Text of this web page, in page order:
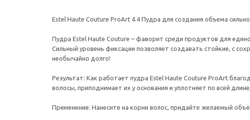
Estel Haute Couture ProArt 4.4 Пудра для создания объема
Пудра Estel Haute Couture – фаворит среди продуктов для
Сильный уровень фиксации позволяет создавать стойкие, с
необычайно долго!
Результат: Как работает пудра Estel Haute Couture ProArt
волосы, приподнимает их у основания и уплотняет по всей
Применение: Нанесите на корни волос, придайте желаемый